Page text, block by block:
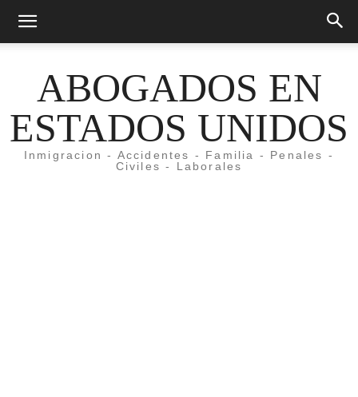
ABOGADOS EN
ESTADOS UNIDOS
Inmigracion - Accidentes - Familia - Penales -
Civiles - Laborales